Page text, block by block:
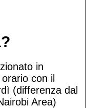
in
con il
(differenza dal
Area)